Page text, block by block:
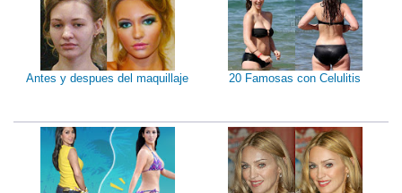
Antes y despues del maquillaje 20 Famosas con Celulitis